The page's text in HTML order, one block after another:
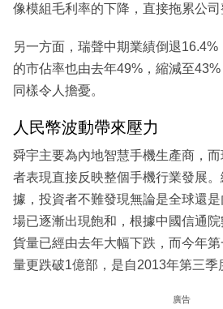
像模組毛利率的下降，直接拖累公司
另一方面，瑞聲中期業績倒退
的市佔率也由去年49%，縮減至
同樣令人擔憂。
人民幣波動帶來壓力
舜宇主要為內地智慧手機生產商，
者表現直接反映整個手機行業發展
據，投資者不難發現無論是全球還
場已逐漸出現飽和，根據中國信通
貨量已經由去年大幅下跌，而今年
量更跌破1億部，是自2013年第三季
廣告